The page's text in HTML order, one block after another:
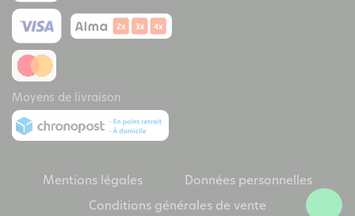
Moyens de livraison
Mentions légales Données personnelles
Conditions générales de vente